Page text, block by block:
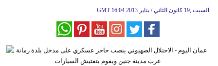
سياحة
GMT 16:04 2013 السبت ,19 كانون الثاني / يناير